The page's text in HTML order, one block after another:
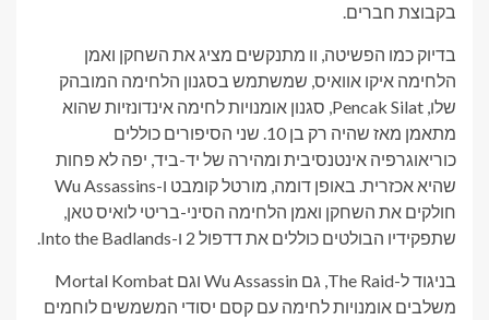
בקבוצת חברים.
בדיוק כמו הפשיטה, וו מתנקשים מציג את השחקן ואמן
הלחימה איקו אוואיס, שמשתמש בסגנון הלחימה המובהק
שלו, Pencak Silat, סגנון אומנויות לחימה אינדונזיות שהוא
מתאמן מאז שהיה רק ​​בן 10. שני הסיפורים כוללים
כוריאוגרפיה אינטנסיבית ומהירה של יד-ביד, יפה לא פחות
שהיא אכזרית. באופן דומה, מורטל קומבט ו-Wu Assassins
חולקים את השחקן ואמן הלחימה הסיני-בריטי לואיס טאן,
שתפקידיו הבולטים כוללים את דדפול 2 ו-Into the Badlands.
בניגוד ל-The Raid, גם Wu Assassin וגם Mortal Kombat
משלבים אומנויות לחימה עם קסם יסודי המשמשים לוחמים